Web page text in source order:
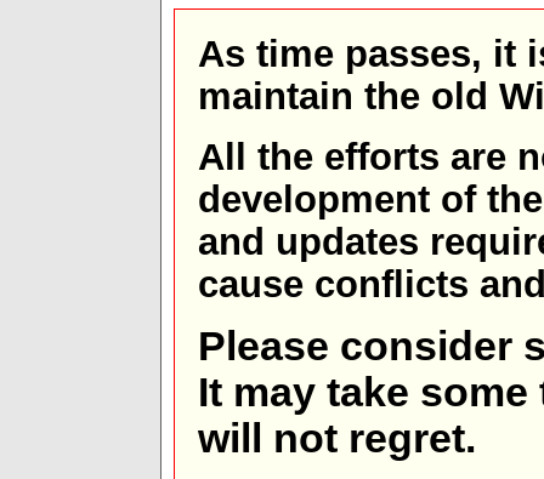
As time passes, it
maintain the old
All the efforts are
development of
and updates
cause conflicts
Please consider
It may take
will not regret.